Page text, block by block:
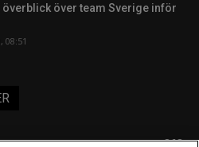
överblick över team Sverige inför
08:51
863